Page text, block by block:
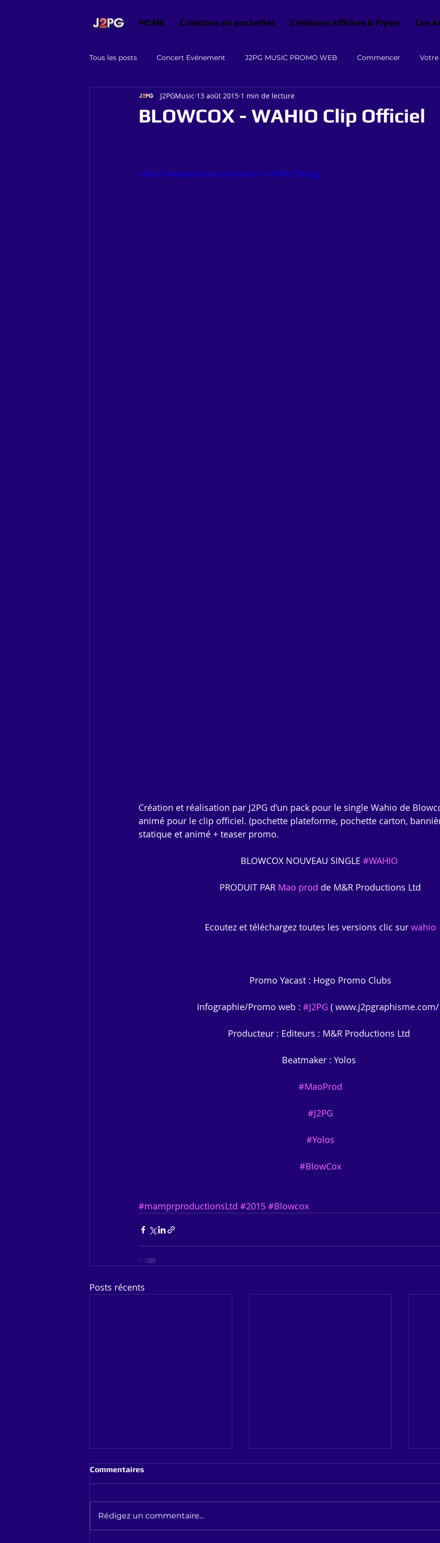
HOME Créations de pochettes Créations Affiches & Flyers Les
Tous les posts Concert Evénement J2PG MUSIC PROMO WEB Commencer
Graphisme conseils Jeux
BLOWCOX - WAHIO Clip Officiel
J2PGMusic 13 août 2015 1 min de lecture
https://www.youtube.com/watch?v=AUNz72As3Jg
Création et réalisation par J2PG d'un pack pour le single Wahio de
animé pour le clip officiel. (pochette plateforme, pochette carton,
statique et animé + teaser promo.
BLOWCOX NOUVEAU SINGLE #WAHIO
PRODUIT PAR Mao prod de M&R Productions Ltd
Ecoutez et téléchargez toutes les versions clic sur wahio
Promo Yacast : Hogo Promo Clubs
Infographie/Promo web : #J2PG ( www.j2pgraphisme.com/
Producteur : Editeurs : M&R Productions Ltd
Beatmaker : Yolos
#MaoProd
#J2PG
#Yolos
#BlowCox
#mamprproductionsLtd #2015 #Blowcox
Posts récents
Commentaires
Rédigez un commentaire...